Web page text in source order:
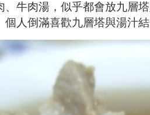
、牛肉湯，似乎都會放九層
個人倒滿喜歡九層塔與湯汁結